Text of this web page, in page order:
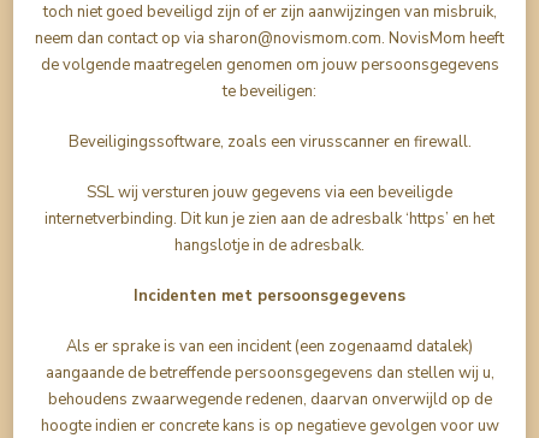
toch niet goed beveiligd zijn of er zijn aanwijzingen van misbruik,
neem dan contact op via sharon@novismom.com. NovisMom heeft
de volgende maatregelen genomen om jouw persoonsgegevens
te beveiligen:
Beveiligingssoftware, zoals een virusscanner en firewall.
SSL wij versturen jouw gegevens via een beveiligde
internetverbinding. Dit kun je zien aan de adresbalk ‘https’ en het
hangslotje in de adresbalk.
Incidenten met persoonsgegevens
Als er sprake is van een incident (een zogenaamd datalek)
aangaande de betreffende persoonsgegevens dan stellen wij u,
behoudens zwaarwegende redenen, daarvan onverwijld op de
hoogte indien er concrete kans is op negatieve gevolgen voor uw